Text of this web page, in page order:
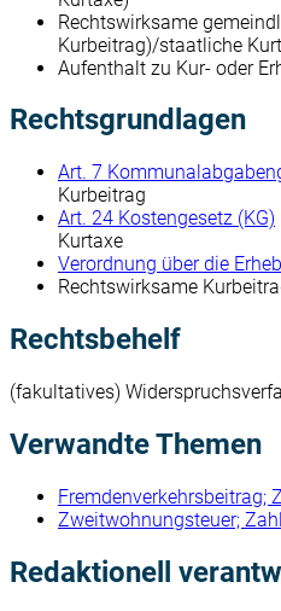
Rechtswirksame
Kurbeitrag)/staatliche
Aufenthalt zu Kur- oder
Rechtsgrundlagen
Art. 7
Kurbeitrag
Art. 24 Kostengesetz (KG)
Kurtaxe
Verordnung über die
Rechtswirksame
Rechtsbehelf
(fakultatives)
Verwandte Themen
Fremdenverkehrsbeitrag;
Zweitwohnungsteuer;
Redaktionell